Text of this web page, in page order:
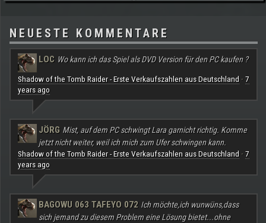
NEUESTE KOMMENTARE
LOC Wo kann ich das Spiel als DVD Version für den PC kaufen ?
Shadow of the Tomb Raider - Erste Verkaufszahlen aus Deutschland · 7
years ago
JÖRG Mist, auf dem PC schwingt Lara garnicht richtig. Komme
jetzt nicht weiter, weil ich mich zum Ufer schwingen kann.
Shadow of the Tomb Raider - Erste Verkaufszahlen aus Deutschland · 7
years ago
BAGOWU 063 TAFEYO 072 Ich möchte,ich wunwüns,dass
sich jemand zu diesem Problem eine Lösung bietet...ohne